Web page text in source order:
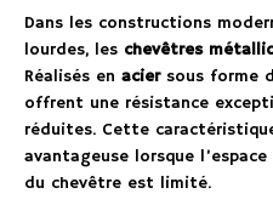
Dans les constructions
lourdes, les chevêtres
Réalisés en aciersous forme
offrent une résistance
réduites. Cette
avantageuse lorsque
du chevêtre est limité.